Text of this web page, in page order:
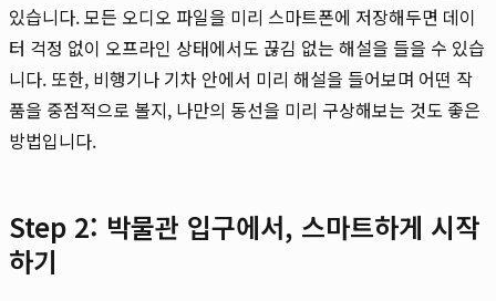
있습니다. 모든 오디오 파일을 미리 스마트폰에 저장해두면 데이
터 걱정 없이 오프라인 상태에서도 끊김 없는 해설을 들을 수 있습
니다. 또한, 비행기나 기차 안에서 미리 해설을 들어보며 어떤 작
품을 중점적으로 볼지, 나만의 동선을 미리 구상해보는 것도 좋은
방법입니다.
Step 2: 박물관 입구에서, 스마트하게 시작
하기